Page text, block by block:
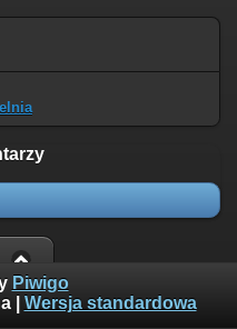
Piwigo
| Wersja standardowa